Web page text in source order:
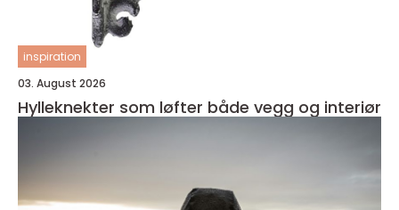
inspiration
03. August 2026
Hylleknekter som løfter både vegg og interiør